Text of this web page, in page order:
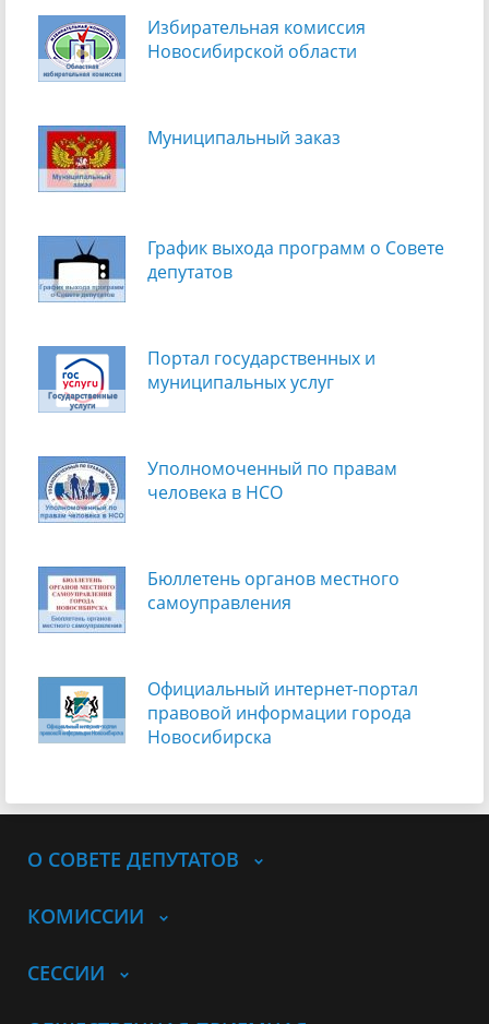
Избирательная комиссия
Новосибирской области
Муниципальный заказ
График выхода программ о Cовете
депутатов
Портал государственных и
муниципальных услуг
Уполномоченный по правам
человека в НСО
Бюллетень органов местного
самоуправления
Официальный интернет-портал
правовой информации города
Новосибирска
О СОВЕТЕ ДЕПУТАТОВ
КОМИССИИ
СЕССИИ